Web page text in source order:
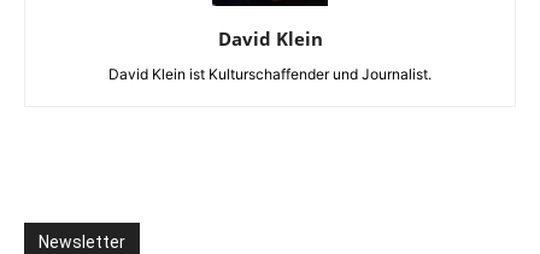
David Klein
David Klein ist Kulturschaffender und Journalist.
Newsletter